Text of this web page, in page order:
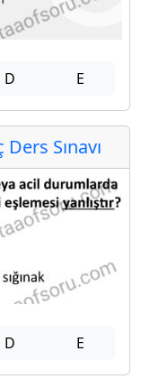
D E
Sınavı
D E